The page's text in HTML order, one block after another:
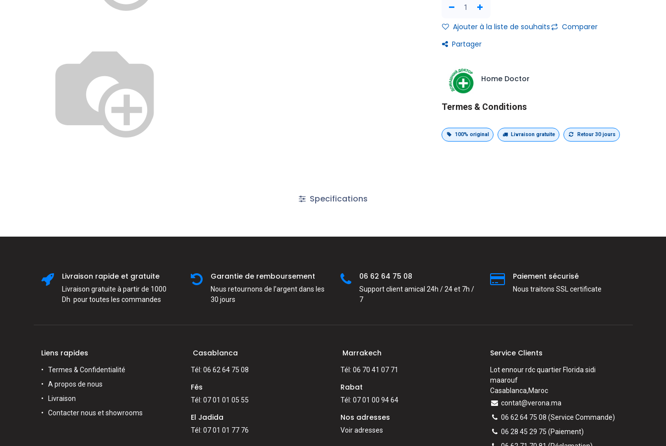
Ajouter à la liste de souhaits
Comparer
Partager
Home Doctor
Termes & Conditions
100% original Livraison gratuite Retour 30 jours
Specifications
Livraison rapide et gratuite
Livraison gratuite à partir de 1000
Dh pour toutes les commandes
Garantie de remboursement
Nous retournons de l’argent dans les
30 jours
06 62 64 75 08
Support client amical 24h / 24 et 7h /
7
Paiement sécurisé
Nous traitons SSL сertificate
Liens rapides
Termes & Confidentialité
A propos de nous
Livraison
Contacter nous et showrooms
Casablanca
Tél: 06 62 64 75 08
Fés
Tél: 07 01 01 05 55
El Jadida
Tél: 07 01 01 77 76
Marrakech
Tél: 06 70 41 07 71
Rabat
Tél: 07 01 00 94 64
Nos adresses
Voir adresses
Service Clients
Lot ennour rdc quartier Florida sidi
maarouf
Casablanca,Maroc
contat@verona.ma
06 62 64 75 08 (Service Commande)
06 28 45 29 75 (Paiement)